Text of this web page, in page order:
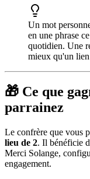
Un mot
en une phrase
quotidien. Une
mieux qu'un
🎁 Ce que
parrainez
Le confrère que vous
lieu de 2. Il bénéficie
Merci Solange,
engagement.